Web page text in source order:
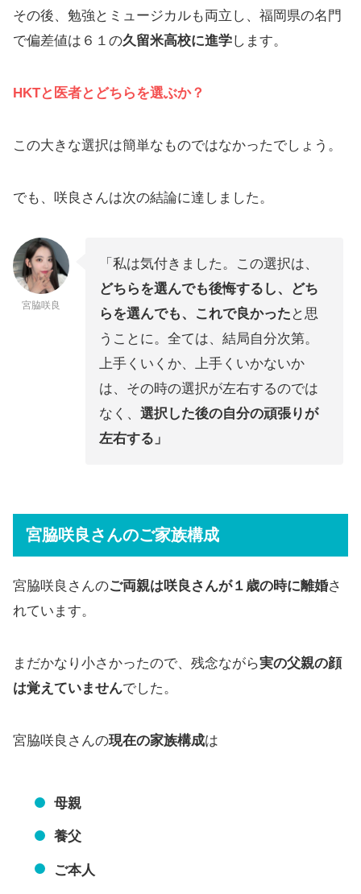
その後、勉強とミュージカルも両立し、福岡県の名門
で偏差値は６１の久留米高校に進学します。
HKTと医者とどちらを選ぶか？
この大きな選択は簡単なものではなかったでしょう。
でも、咲良さんは次の結論に達しました。
宮脇咲良
「私は気付きました。この選択は、
どちらを選んでも後悔するし、どち
らを選んでも、これで良かった と思
うことに。全ては、結局自分次第。
上手くいくか、上手くいかないか
は、その時の選択が左右するのでは
なく、 選択した後の自分の頑張りが
左右する」
宮脇咲良さんのご家族構成
宮脇咲良さんのご両親は咲良さんが１歳の時に離婚さ
れています。
まだかなり小さかったので、残念ながら実の父親の顔
は覚えていませんでした。
宮脇咲良さんの現在の家族構成は
母親
養父
ご本人